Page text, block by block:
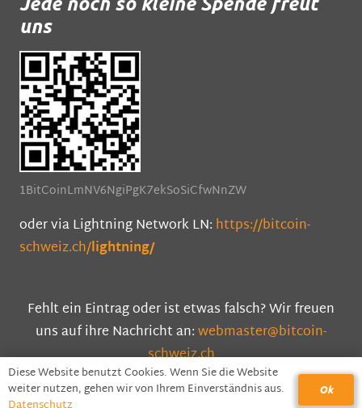
uns
1BitCoinLmNV6NgiPgK7ekSoSiCfwNnZW
oder via Lightning Network LN: https://bitcoin-
schweiz.ch/lightning/
Fehlt ein Eintrag oder ist etwas falsch? Wir freuen
uns auf ihre Nachricht an:webmaster@bitcoin-
schweiz.ch
Impressum|Datenschutz
Diese Website benutzt Cookies. Wenn Sie die Website
weiter nutzen, gehen wir von Ihrem Einverständnis aus.
Ok